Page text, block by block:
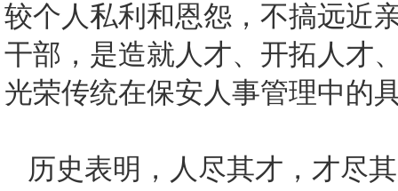
较个人私利和恩怨，不搞远近
干部，是造就人才、开拓人才
光荣传统在保安人事管理中的
历史表明，人尽其才，才尽